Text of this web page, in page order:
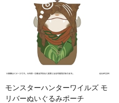
モンスターハンターワイルズ モ
リバーぬいぐるみポーチ